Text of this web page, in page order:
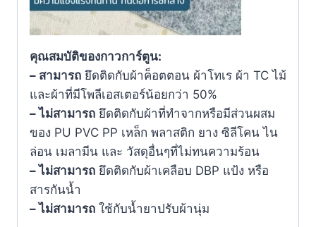
คุณสมบัติของกาวการ์ตูน:
– สามารถ ยึดติดกับผ้าค็อตตอน ผ้าโทเร ผ้า TC ไม้
และผ้าที่มีโพลีเอสเตอร์น้อยกว่า 50%
– ไม่สามารถ ยึดติดกับผ้าที่ทําจากหรือมีส่วนผสม
ของ PU PVC PP เหล็ก พลาสติก ยาง ซิลีโคน ไน
ล่อน เมลามีน และ วัสดุอื่นๆที่ไม่ทนความร้อน
– ไม่สามารถ ยึดติดกับผ้าเคลือบ DBP แป้ง หรือ
สารกันน้ำ
– ไม่สามารถ ใช้กับน้ำยาปรับผ้านุ่ม